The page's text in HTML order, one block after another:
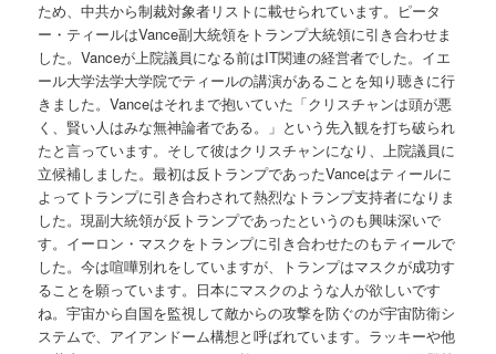
ため、中共から制裁対象者リストに載せられています。ピータ
ー・ティールはVance副大統領をトランプ大統領に引き合わせま
した。Vanceが上院議員になる前はIT関連の経営者でした。イエ
ール大学法学大学院でティールの講演があることを知り聴きに行
きました。Vanceはそれまで抱いていた「クリスチャンは頭が悪
く、賢い人はみな無神論者である。」という先入観を打ち破られ
たと言っています。そして彼はクリスチャンになり、上院議員に
立候補しました。最初は反トランプであったVanceはティールに
よってトランプに引き合わされて熱烈なトランプ支持者になりま
した。現副大統領が反トランプであったというのも興味深いで
す。イーロン・マスクをトランプに引き合わせたのもティールで
した。今は喧嘩別れをしていますが、トランプはマスクが成功す
ることを願っています。日本にマスクのような人が欲しいです
ね。宇宙から自国を監視して敵からの攻撃を防ぐのが宇宙防衛シ
ステムで、アイアンドーム構想と呼ばれています。ラッキーや他